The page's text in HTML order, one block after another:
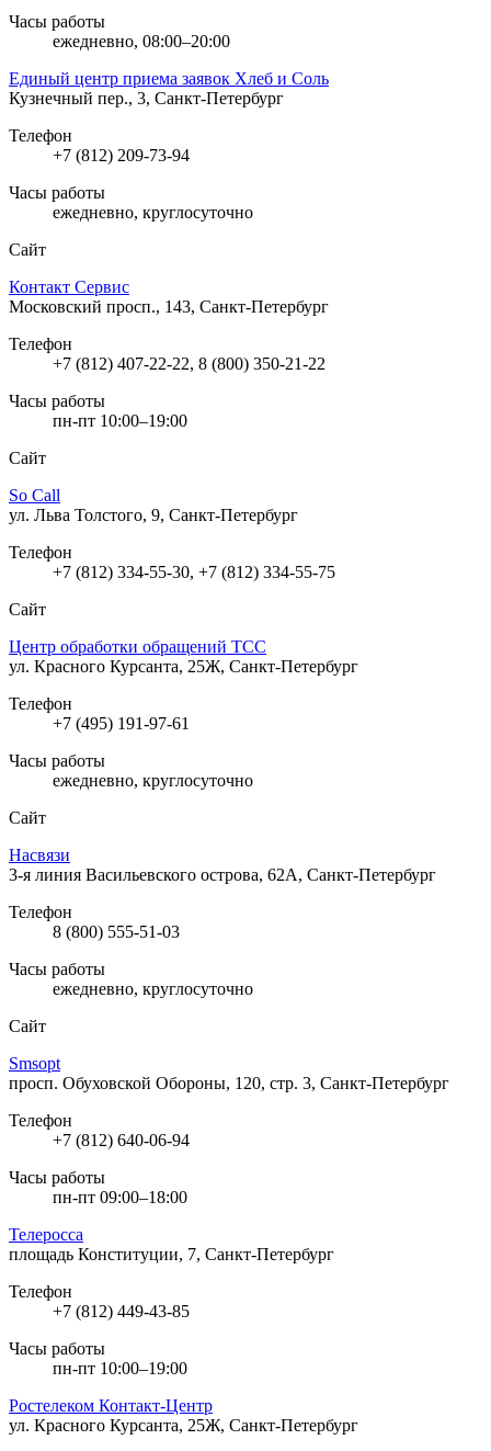
Часы работы
ежедневно, 08:00–20:00
Единый центр приема заявок Хлеб и Соль
Кузнечный пер., 3, Санкт-Петербург
Телефон
+7 (812) 209-73-94
Часы работы
ежедневно, круглосуточно
Сайт
Контакт Сервис
Московский просп., 143, Санкт-Петербург
Телефон
+7 (812) 407-22-22, 8 (800) 350-21-22
Часы работы
пн-пт 10:00–19:00
Сайт
So Call
ул. Льва Толстого, 9, Санкт-Петербург
Телефон
+7 (812) 334-55-30, +7 (812) 334-55-75
Сайт
Центр обработки обращений ТСС
ул. Красного Курсанта, 25Ж, Санкт-Петербург
Телефон
+7 (495) 191-97-61
Часы работы
ежедневно, круглосуточно
Сайт
Насвязи
3-я линия Васильевского острова, 62А, Санкт-Петербург
Телефон
8 (800) 555-51-03
Часы работы
ежедневно, круглосуточно
Сайт
Smsopt
просп. Обуховской Обороны, 120, стр. 3, Санкт-Петербург
Телефон
+7 (812) 640-06-94
Часы работы
пн-пт 09:00–18:00
Телеросса
площадь Конституции, 7, Санкт-Петербург
Телефон
+7 (812) 449-43-85
Часы работы
пн-пт 10:00–19:00
Ростелеком Контакт-Центр
ул. Красного Курсанта, 25Ж, Санкт-Петербург